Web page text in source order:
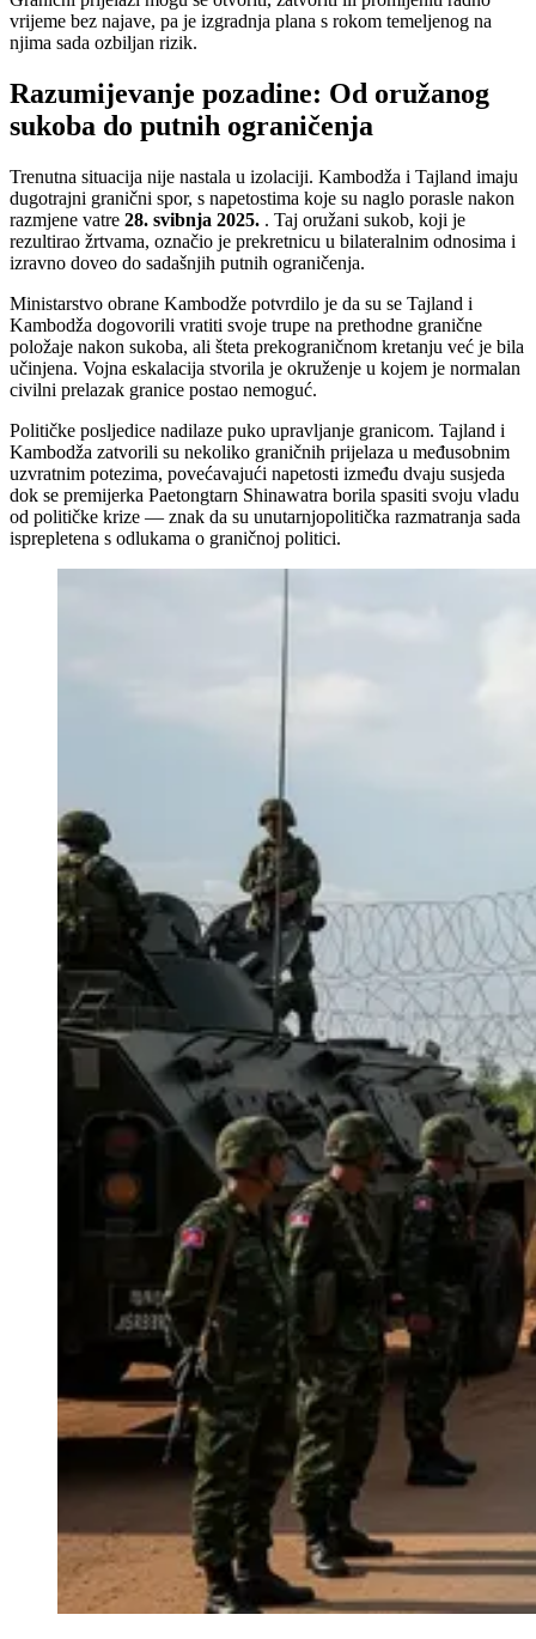
vrijeme bez najave, pa je izgradnja plana s rokom temeljenog na
njima sada ozbiljan rizik.
Razumijevanje pozadine: Od oružanog
sukoba do putnih ograničenja
Trenutna situacija nije nastala u izolaciji. Kambodža i Tajland imaju
dugotrajni granični spor, s napetostima koje su naglo porasle nakon
razmjene vatre 28. svibnja 2025. . Taj oružani sukob, koji je
rezultirao žrtvama, označio je prekretnicu u bilateralnim odnosima i
izravno doveo do sadašnjih putnih ograničenja.
Ministarstvo obrane Kambodže potvrdilo je da su se Tajland i
Kambodža dogovorili vratiti svoje trupe na prethodne granične
položaje nakon sukoba, ali šteta prekograničnom kretanju već je bila
učinjena. Vojna eskalacija stvorila je okruženje u kojem je normalan
civilni prelazak granice postao nemoguć.
Političke posljedice nadilaze puko upravljanje granicom. Tajland i
Kambodža zatvorili su nekoliko graničnih prijelaza u međusobnim
uzvratnim potezima, povećavajući napetosti između dvaju susjeda
dok se premijerka Paetongtarn Shinawatra borila spasiti svoju vladu
od političke krize — znak da su unutarnjopolitička razmatranja sada
isprepletena s odlukama o graničnoj politici.